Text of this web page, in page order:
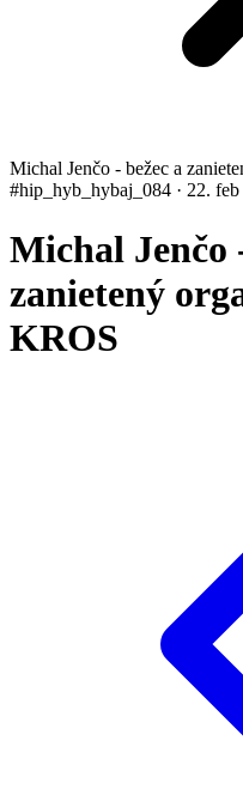
Michal Jenčo - bežec a
#hip_hyb_hybaj_084 · 22.
Michal Jenčo
zanietený
KROS